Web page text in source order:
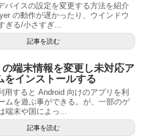
バイスの設定を変更する方法を紹介
の動作が遅かったり、ウインドウ
ぎる/小さすぎ...
記事を読む
端末情報を変更し未対応ア
をインストールする
用すると Android 向けのアプリを利
ムを遊ぶ事ができる。が、一部のゲ
端末や国によっ...
記事を読む